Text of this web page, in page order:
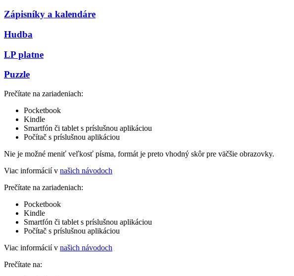
Zápisníky a kalendáre
Hudba
LP platne
Puzzle
Prečítate na zariadeniach:
Pocketbook
Kindle
Smartfón či tablet s príslušnou aplikáciou
Počítač s príslušnou aplikáciou
Nie je možné meniť veľkosť písma, formát je preto vhodný skôr pre väčšie obrazovky.
Viac informácií v našich návodoch
Prečítate na zariadeniach:
Pocketbook
Kindle
Smartfón či tablet s príslušnou aplikáciou
Počítač s príslušnou aplikáciou
Viac informácií v našich návodoch
Prečítate na: